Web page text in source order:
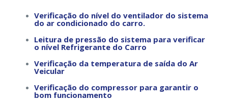
Verificação do nível do ventilador do sistema
do ar condicionado do carro.
Leitura de pressão do sistema para verificar
o nível Refrigerante do Carro
Verificação da temperatura de saída do Ar
Veicular
Verificação do compressor para garantir o
bom funcionamento